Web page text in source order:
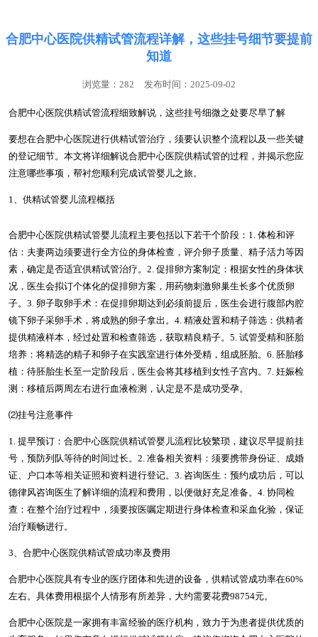
合肥中心医院供精试管流程详解，这些挂号细节要提前
知道
浏览量：282 发布时间：2025-09-02
合肥中心医院供精试管流程细致解说，这些挂号细微之处要尽早了解
要想在合肥中心医院进行供精试管治疗，须要认识整个流程以及一些关键
的登记细节。本文将详细解说合肥中心医院供精试管的过程，并揭示您应
注意哪些事项，帮衬您顺利完成试管婴儿之旅。
1、供精试管婴儿流程概括
合肥中心医院供精试管婴儿流程主要包括以下若干个阶段：1. 体检和评
估：夫妻两边须要进行全方位的身体检查，评介卵子质量、精子活力等因
素，确定是否适宜供精试管治疗。2. 促排卵方案制定：根据女性的身体状
况，医生会拟订个体化的促排卵方案，用药物刺激卵巢生长多个优质卵
子。3. 卵子取卵手术：在促排卵期达到必须前提后，医生会进行腹部内腔
镜下卵子采卵手术，将成熟的卵子拿出。4. 精液处置和精子筛选：供精者
提供精液样本，经过处置和检查筛选，获取精良精子。5. 试管受精和胚胎
培养：将精选的精子和卵子在实践室进行体外受精，组成胚胎。6. 胚胎移
植：待胚胎生长至一定阶段后，医生会将其移植到女性子宫内。7. 妊娠检
测：移植后两周左右进行血液检测，认定是不是成功受孕。
⑵挂号注意事件
1. 提早预订：合肥中心医院供精试管婴儿流程比较繁琐，建议尽早提前挂
号，预防列队等待的时间过长。2. 准备相关资料：须要携带身份证、成婚
证、户口本等相关证照和资料进行登记。3. 咨询医生：预约成功后，可以
德律风咨询医生了解详细的流程和费用，以便做好充足准备。4. 协同检
查：在整个治疗过程中，须要按医嘱定期进行身体检查和采血化验，保证
治疗顺畅进行。
3、合肥中心医院供精试管成功率及费用
合肥中心医院具有专业的医疗团体和先进的设备，供精试管成功率在60%
左右。具体费用根据个人情形有所差异，大约需要花费98754元。
合肥中心医院是一家拥有丰富经验的医疗机构，致力于为患者提供优质的